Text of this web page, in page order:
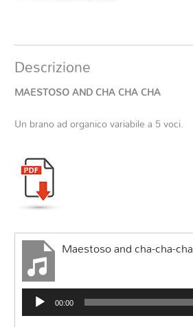
Descrizione
MAESTOSO AND CHA CHA CHA
Un brano ad organico variabile a 5 voci.
Maestoso and cha-cha-cha
Audio
Player 00:00